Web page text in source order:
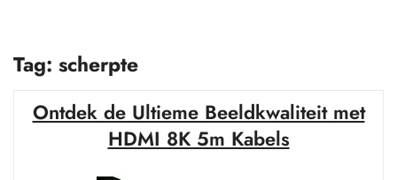
Tag: scherpte
Ontdek de Ultieme Beeldkwaliteit met
HDMI 8K 5m Kabels